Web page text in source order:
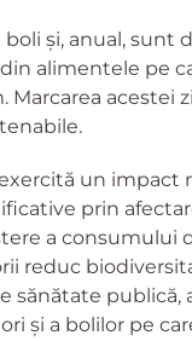
și, anual, sunt
alimentele pe
Marcarea acestei
un impact
prin
a consumului
reduc
sănătate
și a bolilor pe